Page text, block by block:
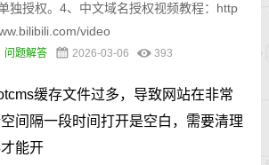
独授权。4、中文域名授权视频教程：http
video
问题解答 2026-03-06 393
缓存文件过多，导致网站在非常
间隔一段时间打开是空白，需要清理
能开